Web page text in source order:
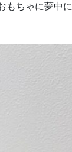
もちゃに夢中に